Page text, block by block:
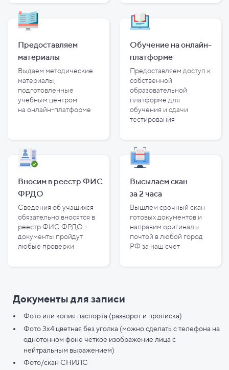
Предоставляем
материалы
Выдаем методические
материалы,
подготовленные
учебным центром
на онлайн-платформе
Обучение на онлайн-
платформе
Предоставляем доступ к
собственной
образовательной
платформе для
обучения и сдачи
тестирования
Вносим в реестр ФИС
ФРДО
Сведения об учащихся
обязательно вносятся в
реестр ФИС ФРДО -
документы пройдут
любые проверки
Высылаем скан
за2 часа
Вышлем срочный скан
готовых документов и
направим оригиналы
почтой в любой город
РФ за наш счет
Документы для записи
Фото или копия паспорта (разворот и прописка)
Фото 3х4 цветная без уголка (можно сделать с телефона на
однотонном фоне чёткое изображение лица с
нейтральным выражением)
Фото/скан СНИЛС